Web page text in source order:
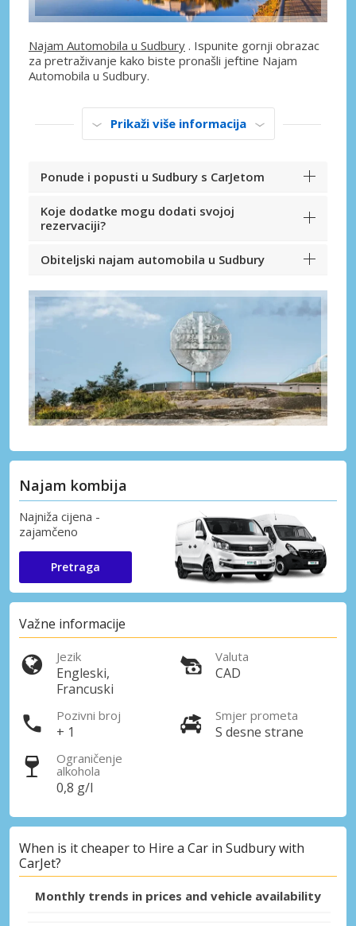
Najam Automobila u Sudbury . Ispunite gornji obrazac
za pretraživanje kako biste pronašli jeftine Najam
Automobila u Sudbury.
Prikaži više informacija
Ponude i popusti u Sudbury s CarJetom
Koje dodatke mogu dodati svojoj
rezervaciji?
Obiteljski najam automobila u Sudbury
Najam kombija
Najniža cijena -
zajamčeno
Pretraga
Važne informacije
Jezik
Engleski,
Francuski
Valuta
CAD
Pozivni broj
+ 1
Smjer prometa
S desne strane
Ograničenje
alkohola
0,8 g/l
When is it cheaper to Hire a Car in Sudbury with
CarJet?
Monthly trends in prices and vehicle availability